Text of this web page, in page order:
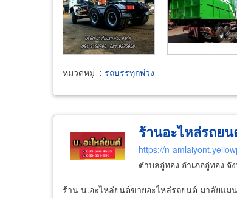
หมวดหมู่ : รถบรรทุกพ่วง
ร้านอะไหล่รถย
https://n-
ตำบลอู่ทอง อำเภออู่ทอง
ร้าน น.อะไหล่ยนต์ขายอะไหล่รถยนต์ มาลัยแม